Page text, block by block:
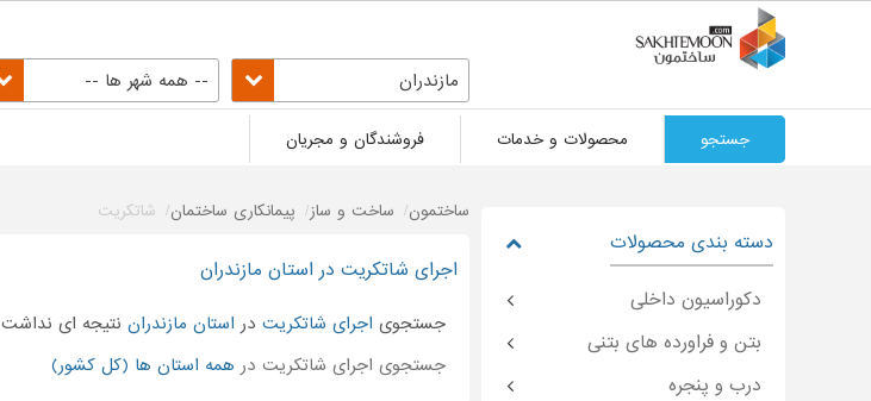
مازندران -- همه شهر ها --
جستجو محصولات و خدمات فروشندگان و مجریان
ساختمون ساخت و ساز پیمانکاری ساختمان شاتکریت
اجرای شاتکریت در استان مازندران
جستجوی اجرای شاتکریت در استان مازندران نتیجه ای نداشت
جستجوی اجرای شاتکریت در همه استان ها (کل کشور)
دسته بندی محصولات
دکوراسیون داخلی
بتن و فراورده های بتنی
درب و پنجره